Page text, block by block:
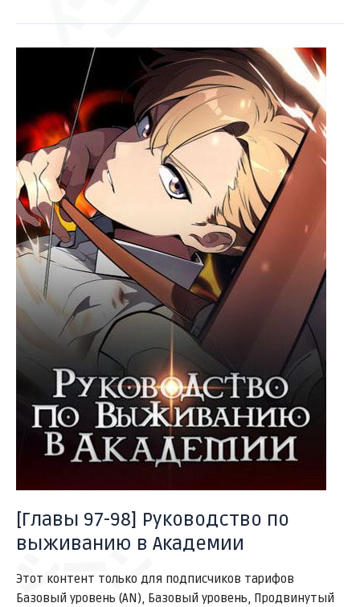
ドン
ゴゴゴ
シーン
ドキドキ
サッ
[Главы 97-98] Руководство по
выживанию в Академии
Этот контент только для подписчиков тарифов
Базовый уровень (AN), Базовый уровень, Продвинутый
Руководство
по
выживанию
в
Академии